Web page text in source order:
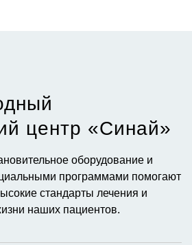
центр «Синай»​
оборудование и
программами помогают
стандарты лечения и
наших пациентов.